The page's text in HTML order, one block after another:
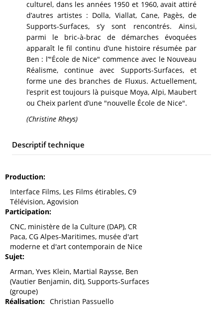
culturel, dans les années 1950 et 1960, avait attiré
d’autres artistes : Dolla, Viallat, Cane, Pagès, de
Supports-Surfaces, s’y sont rencontrés. Ainsi,
parmi le bric-à-brac de démarches évoquées
apparaît le fil continu d’une histoire résumée par
Ben : l’"École de Nice" commence avec le Nouveau
Réalisme, continue avec Supports-Surfaces, et
forme une des branches de Fluxus. Actuellement,
l’esprit est toujours là puisque Moya, Alpi, Maubert
ou Cheix parlent d’une "nouvelle École de Nice".
(Christine Rheys)
Descriptif technique
Production
Interface Films, Les Films étirables, C9
Télévision, Agovision
Participation
CNC, ministère de la Culture (DAP), CR
Paca, CG Alpes-Maritimes, musée d'art
moderne et d'art contemporain de Nice
Sujet
Arman, Yves Klein, Martial Raysse, Ben
(Vautier Benjamin, dit), Supports-Surfaces
(groupe)
Réalisation
Christian Passuello